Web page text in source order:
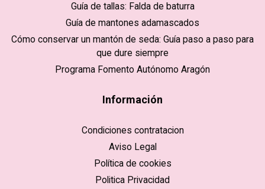
Guía de tallas: Falda de baturra
Guía de mantones adamascados
Cómo conservar un mantón de seda: Guía paso a paso para
que dure siempre
Programa Fomento Autónomo Aragón
Información
Condiciones contratacion
Aviso Legal
Política de cookies
Politica Privacidad